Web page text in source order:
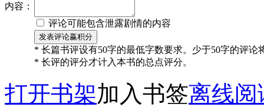
内容：
评论可能包含泄露剧情的内容
* 长篇书评设有50字的最低字数要求。少于50字的评论
* 长评的评分才计入本书的总点评分。
打开书架加入书签离线阅